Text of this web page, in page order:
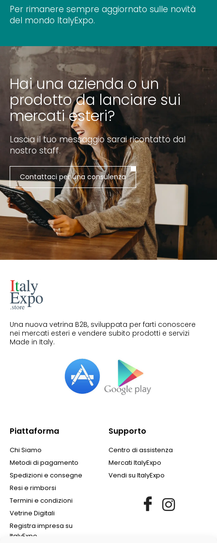
Per rimanere sempre aggiornato sulle novità
del mondo ItalyExpo.
Hai una azienda o un
prodotto da lanciare sui
mercati esteri?
Lascia il tuo messaggio sarai ricontatto dal
nostro staff.
Contattaci per una consulenza
Una nuova vetrina B2B, sviluppata per farti conoscere
nei mercati esteri e vendere subito prodotti e servizi
Made in Italy.
Piattaforma
Chi Siamo
Metodi di pagamento
Spedizioni e consegne
Resi e rimborsi
Termini e condizioni
Vetrine Digitali
Registra impresa su
ItalyExpo
Supporto
Centro di assistenza
Mercati ItalyExpo
Vendi su ItalyExpo